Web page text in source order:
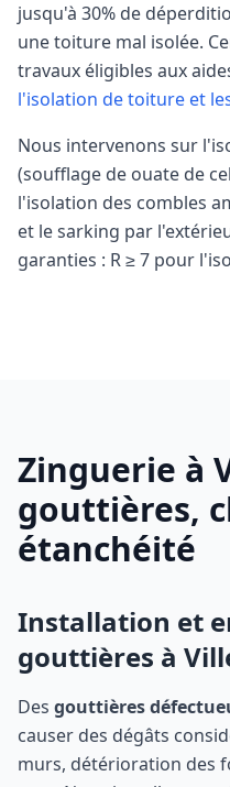
jusqu'à 30% de
une toiture mal isolée.
travaux éligibles aux
l'isolation de toiture et
Nous intervenons sur
(soufflage de ouate de
l'isolation des combles
et le sarking par
garanties : R ≥ 7 pour
Zinguerie à
gouttières,
étanchéité
Installation et
gouttières à
Des gouttières
causer des dégâts
murs, détérioration des